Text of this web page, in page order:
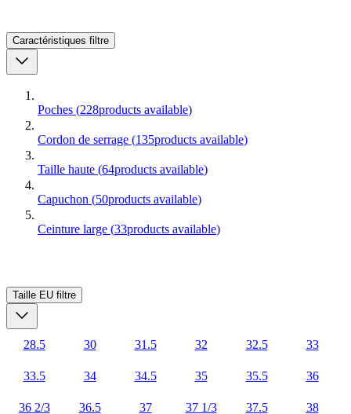
Caractéristiques filtre
Poches (228products available)
Cordon de serrage (135products available)
Taille haute (64products available)
Capuchon (50products available)
Ceinture large (33products available)
Taille EU filtre
28.5 30 31.5 32 32.5 33
33.5 34 34.5 35 35.5 36
36 2/3 36.5 37 37 1/3 37.5 38